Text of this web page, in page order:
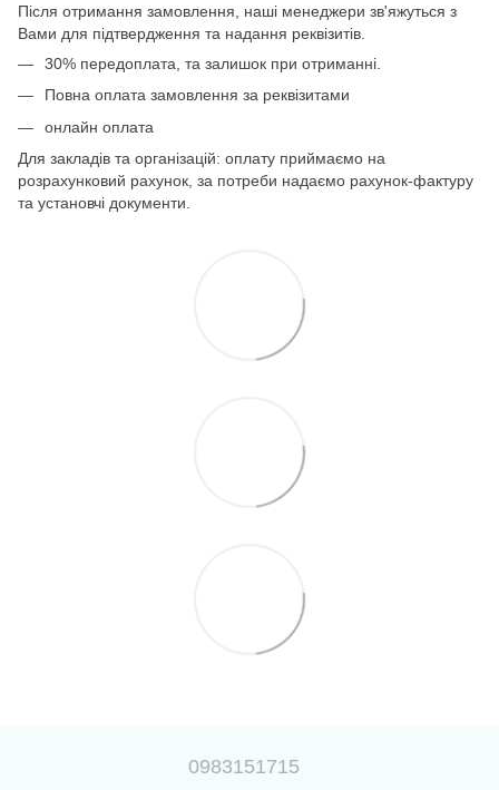
Після отримання замовлення, наші менеджери зв'яжуться з
Вами для підтвердження та надання реквізитів.
30% передоплата, та залишок при отриманні.
Повна оплата замовлення за реквізитами
онлайн оплата
Для закладів та організацій: оплату приймаємо на
розрахунковий рахунок, за потреби надаємо рахунок-фактуру
та установчі документи.
0983151715